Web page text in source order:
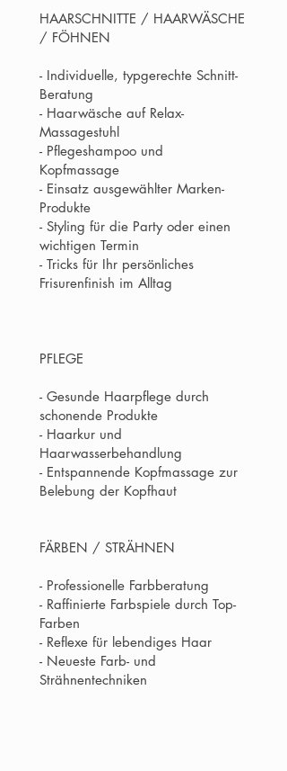
HAARSCHNITTE / HAARWÄSCHE
/ FÖHNEN
- Individuelle, typgerechte Schnitt-
Beratung
- Haarwäsche auf Relax-
Massagestuhl
- Pflegeshampoo und
Kopfmassage
- Einsatz ausgewählter Marken-
Produkte
- Styling für die Party oder einen
wichtigen Termin
- Tricks für Ihr persönliches
Frisurenfinish im Alltag
PFLEGE
- Gesunde Haarpflege durch
schonende Produkte
- Haarkur und
Haarwasserbehandlung
- Entspannende Kopfmassage zur
Belebung der Kopfhaut
FÄRBEN / STRÄHNEN
- Professionelle Farbberatung
- Raffinierte Farbspiele durch Top-
Farben
- Reflexe für lebendiges Haar
- Neueste Farb- und
Strähnentechniken